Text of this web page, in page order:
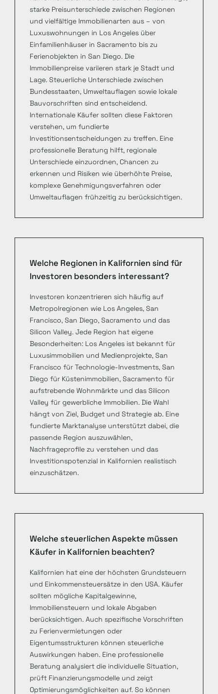
starke Preisunterschiede zwischen Regionen
und vielfältige Immobilienarten aus – von
Luxuswohnungen in Los Angeles über
Einfamilienhäuser in Sacramento bis zu
Ferienobjekten in San Diego. Die
Immobilienpreise variieren stark je Stadt und
Lage. Steuerliche Unterschiede zwischen
Bundesstaaten, Umweltauflagen sowie lokale
Bauvorschriften sind entscheidend.
Internationale Käufer sollten diese Faktoren
verstehen, um fundierte
Investitionsentscheidungen zu treffen. Eine
professionelle Beratung hilft, regionale
Unterschiede einzuordnen, Chancen zu
erkennen und Risiken wie überhöhte Preise,
komplexe Genehmigungsverfahren oder
Umweltauflagen frühzeitig zu berücksichtigen.
Welche Regionen in Kalifornien sind für
Investoren besonders interessant?
Investoren konzentrieren sich häufig auf
Metropolregionen wie Los Angeles, San
Francisco, San Diego, Sacramento und das
Silicon Valley. Jede Region hat eigene
Besonderheiten: Los Angeles ist bekannt für
Luxusimmobilien und Medienprojekte, San
Francisco für Technologie-Investments, San
Diego für Küstenimmobilien, Sacramento für
aufstrebende Wohnmärkte und das Silicon
Valley für gewerbliche Immobilien. Die Wahl
hängt von Ziel, Budget und Strategie ab. Eine
fundierte Marktanalyse unterstützt dabei, die
passende Region auszuwählen,
Nachfrageprofile zu verstehen und das
Investitionspotenzial in Kalifornien realistisch
einzuschätzen.
Welche steuerlichen Aspekte müssen
Käufer in Kalifornien beachten?
Kalifornien hat eine der höchsten Grundsteuern
und Einkommensteuersätze in den USA. Käufer
sollten mögliche Kapitalgewinne,
Immobiliensteuern und lokale Abgaben
berücksichtigen. Auch spezifische Vorschriften
zu Ferienvermietungen oder
Eigentumsstrukturen können steuerliche
Auswirkungen haben. Eine professionelle
Beratung analysiert die individuelle Situation,
prüft Finanzierungsmodelle und zeigt
Optimierungsmöglichkeiten auf. So können